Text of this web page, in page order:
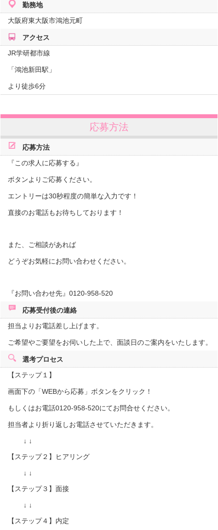
勤務地
大阪府東大阪市鴻池元町
アクセス
JR学研都市線
「鴻池新田駅」
より徒歩6分
応募方法
応募方法
『この求人に応募する』
ボタンよりご応募ください。
エントリーは30秒程度の簡単な入力です！
直接のお電話もお待ちしております！
また、ご相談があれば
どうぞお気軽にお問い合わせください。
『お問い合わせ先』0120-958-520
応募受付後の連絡
担当よりお電話差し上げます。
ご希望やご要望をお伺いした上で、面談日のご案内をいたします。
選考プロセス
【ステップ１】
画面下の「WEBから応募」ボタンをクリック！
もしくはお電話0120-958-520にてお問合せください。
担当者より折り返しお電話させていただきます。
↓ ↓
【ステップ２】ヒアリング
↓ ↓
【ステップ３】面接
↓ ↓
【ステップ４】内定